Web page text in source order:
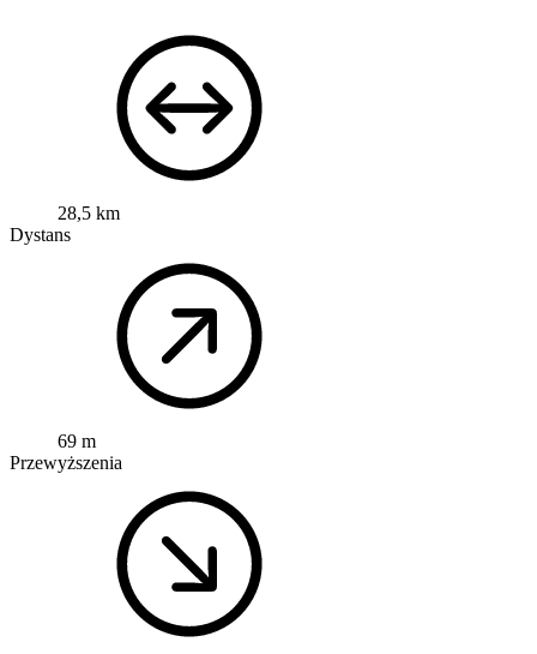
28,5 km
Dystans
69 m
Przewyższenia